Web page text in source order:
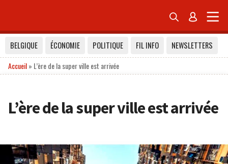
 
BELGIQUE ÉCONOMIE POLITIQUE FIL INFO
NEWSLETTERS
Accueil» L’ère de la super ville est arrivée
L’ère de la super ville est arrivée